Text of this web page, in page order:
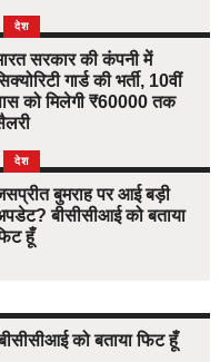
देश
सरकार की कंपनी में
गार्ड की भर्ती, 10वीं
को मिलेगी ₹60000 तक
देश
बुमराह पर आई बड़ी
बीसीसीआई को बताया
हूँ
को बताया फिट हूँ